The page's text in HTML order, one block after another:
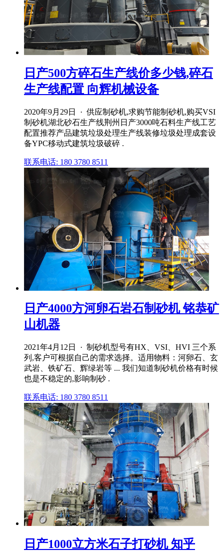
日产500方碎石生产线价多少钱,碎石
生产线配置 向辉机械设备
2020年9月29日 · 供应制砂机,求购节能制砂机,购买VSI
制砂机湖北砂石生产线荆州日产3000吨石料生产线工艺
配置推荐产品建筑垃圾处理生产线装修垃圾处理成套设
备YPC移动式建筑垃圾破碎 .
联系电话: 180 3780 8511
日产4000方河卵石岩石制砂机 铭恭矿
山机器
2021年4月12日 · 制砂机型号有HX、VSI、HVI 三个系
列,客户可根据自己的需求选择。适用物料：河卵石、玄
武岩、铁矿石、辉绿岩等 ... 我们知道制砂机价格有时候
也是不稳定的,影响制砂 .
联系电话: 180 3780 8511
日产1000立方米石子打砂机 知乎